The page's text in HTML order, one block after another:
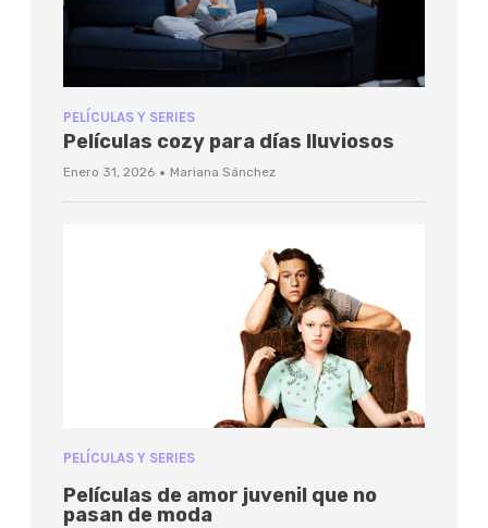
PELÍCULAS Y SERIES
Películas cozy para días lluviosos
Enero 31, 2026 · Mariana Sánchez
PELÍCULAS Y SERIES
Películas de amor juvenil que no
pasan de moda